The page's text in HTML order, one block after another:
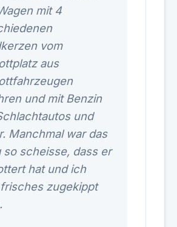
mit 4
vom
aus
und mit Benzin
und
Manchmal war das
so scheisse, dass er
hat und ich
zugekippt